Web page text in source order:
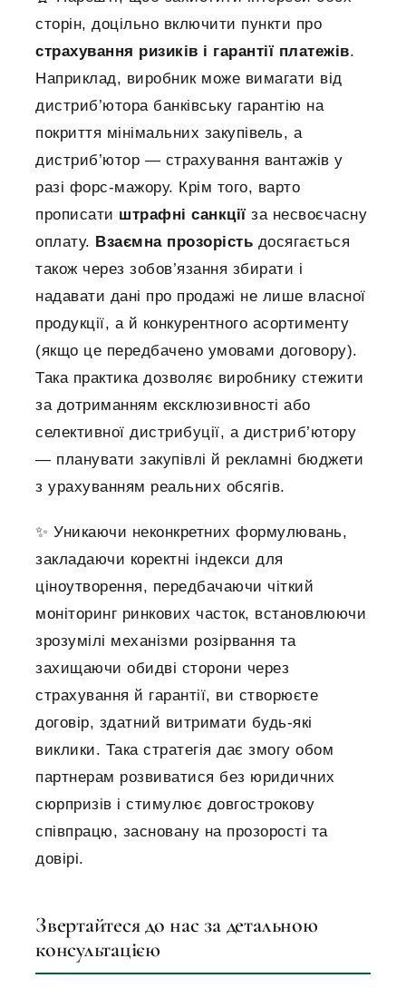
сторін, доцільно включити пункти про
страхування ризиків і гарантії платежів.
Наприклад, виробник може вимагати від
дистриб’ютора банківську гарантію на
покриття мінімальних закупівель, а
дистриб’ютор — страхування вантажів у
разі форс-мажору. Крім того, варто
прописати штрафні санкції за несвоєчасну
оплату. Взаємна прозорість досягається
також через зобов’язання збирати і
надавати дані про продажі не лише власної
продукції, а й конкурентного асортименту
(якщо це передбачено умовами договору).
Така практика дозволяє виробнику стежити
за дотриманням ексклюзивності або
селективної дистрибуції, а дистриб’ютору
— планувати закупівлі й рекламні бюджети
з урахуванням реальних обсягів.
✨ Уникаючи неконкретних формулювань,
закладаючи коректні індекси для
ціноутворення, передбачаючи чіткий
моніторинг ринкових часток, встановлюючи
зрозумілі механізми розірвання та
захищаючи обидві сторони через
страхування й гарантії, ви створюєте
договір, здатний витримати будь-які
виклики. Така стратегія дає змогу обом
партнерам розвиватися без юридичних
сюрпризів і стимулює довгострокову
співпрацю, засновану на прозорості та
довірі.
Звертайтеся до нас за детальною
консультацією